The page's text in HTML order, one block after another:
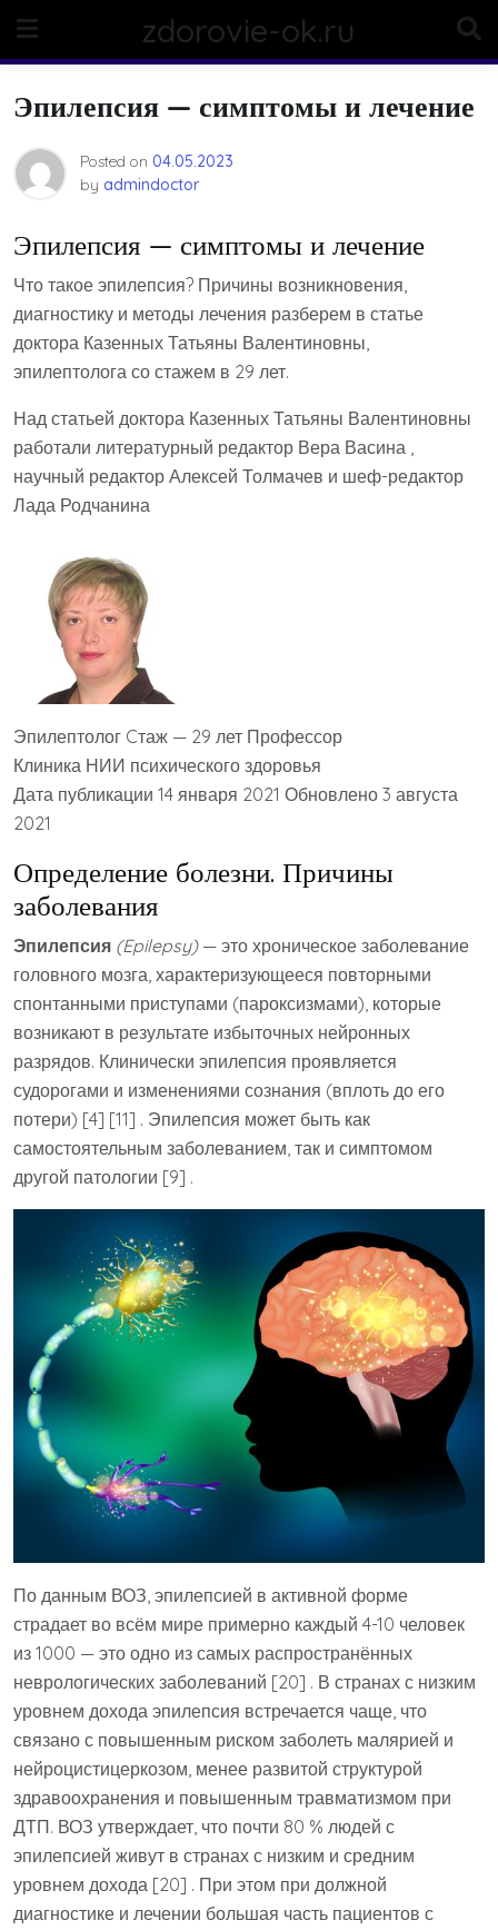
content
zdorovie-ok.ru
Эпилепсия — симптомы и лечение
Posted on 04.05.2023
by admindoctor
Эпилепсия — симптомы и лечение
Что такое эпилепсия? Причины возникновения,
диагностику и методы лечения разберем в статье
доктора Казенных Татьяны Валентиновны,
эпилептолога со стажем в 29 лет.
Над статьей доктора Казенных Татьяны Валентиновны
работали литературный редактор Вера Васина ,
научный редактор Алексей Толмачев и шеф-редактор
Лада Родчанина
Эпилептолог Cтаж — 29 лет Профессор
Клиника НИИ психического здоровья
Дата публикации 14 января 2021 Обновлено 3 августа
2021
Определение болезни. Причины
заболевания
Эпилепсия (Epilepsy)— это хроническое заболевание
головного мозга, характеризующееся повторными
спонтанными приступами (пароксизмами), которые
возникают в результате избыточных нейронных
разрядов. Клинически эпилепсия проявляется
судорогами и изменениями сознания (вплоть до его
потери) [4] [11] . Эпилепсия может быть как
самостоятельным заболеванием, так и симптомом
другой патологии [9] .
По данным ВОЗ, эпилепсией в активной форме
страдает во всём мире примерно каждый 4-10 человек
из 1000 — это одно из самых распространённых
неврологических заболеваний [20] . В странах с низким
уровнем дохода эпилепсия встречается чаще, что
связано с повышенным риском заболеть малярией и
нейроцистицеркозом, менее развитой структурой
здравоохранения и повышенным травматизмом при
ДТП. ВОЗ утверждает, что почти 80 % людей с
эпилепсией живут в странах с низким и средним
уровнем дохода [20] . При этом при должной
диагностике и лечении большая часть пациентов с